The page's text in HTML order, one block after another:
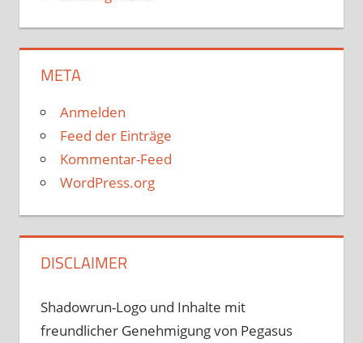
META
Anmelden
Feed der Einträge
Kommentar-Feed
WordPress.org
DISCLAIMER
Shadowrun-Logo und Inhalte mit
freundlicher Genehmigung von Pegasus